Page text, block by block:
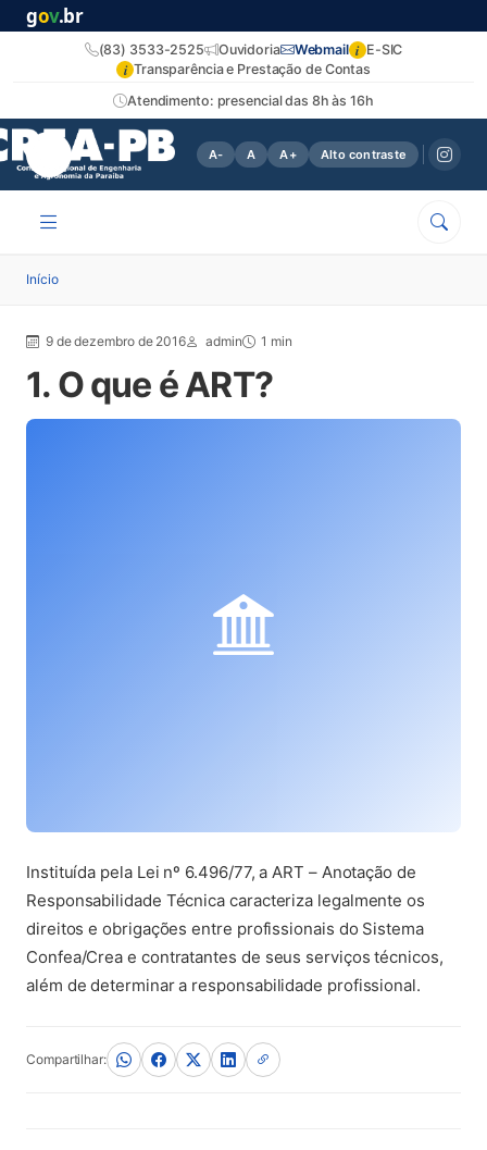
gov.br
Atendimento: presencial das 8h às 16h
(83) 3533-2525 Ouvidoria Webmail i E-SIC
i Transparência e Prestação de Contas
A- A A+ Alto contraste
Início
9 de dezembro de 2016 admin 1 min
1. O que é ART?
Instituída pela Lei nº 6.496/77, a ART – Anotação de
Responsabilidade Técnica caracteriza legalmente os
direitos e obrigações entre profissionais do Sistema
Confea/Crea e contratantes de seus serviços técnicos,
além de determinar a responsabilidade profissional.
Compartilhar: